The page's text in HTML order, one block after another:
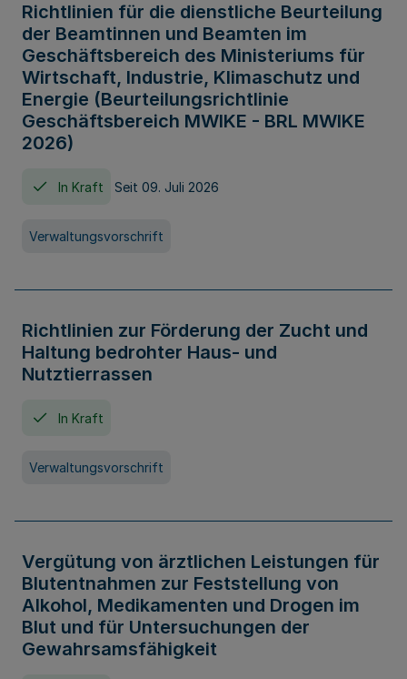
Richtlinien für die dienstliche Beurteilung
der Beamtinnen und Beamten im
Geschäftsbereich des Ministeriums für
Wirtschaft, Industrie, Klimaschutz und
Energie (Beurteilungsrichtlinie
Geschäftsbereich MWIKE - BRL MWIKE
2026)
In Kraft Seit 09. Juli 2026
Verwaltungsvorschrift
Richtlinien zur Förderung der Zucht und
Haltung bedrohter Haus- und
Nutztierrassen
In Kraft
Verwaltungsvorschrift
Vergütung von ärztlichen Leistungen für
Blutentnahmen zur Feststellung von
Alkohol, Medikamenten und Drogen im
Blut und für Untersuchungen der
Gewahrsamsfähigkeit